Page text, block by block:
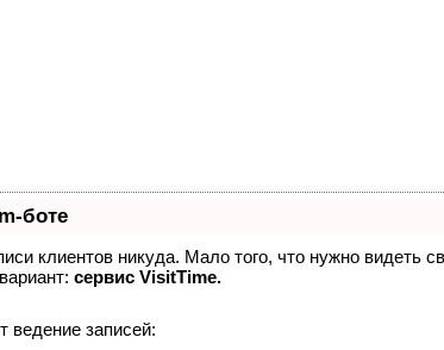
боте
клиентов никуда. Мало того, что нужно видеть
сервис VisitTime.
ведение записей: